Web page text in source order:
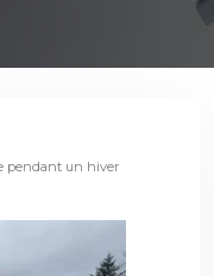
pendant un hiver